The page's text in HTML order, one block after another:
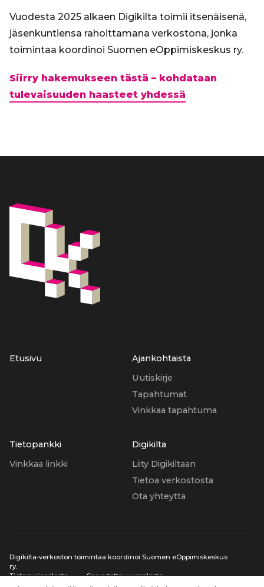
Vuodesta 2025 alkaen Digikilta toimii itsenäisenä,
jäsenkuntiensa rahoittamana verkostona, jonka
toimintaa koordinoi Suomen eOppimiskeskus ry.
Siirry hakemukseen tästä – kohdataan
tulevaisuuden haasteet yhdessä
Etusivu
Ajankohtaista
Uutiskirje
Tapahtumat
Vinkkaa tapahtuma
Tietopankki
Vinkkaa linkki
Digikilta
Liity Digikiltaan
Tietoa verkostosta
Ota yhteyttä
Digikilta-verkoston toimintaa koordinoi Suomen eOppimiskeskus
ry.
Tietosuojaseloste
Saavutettavuusseloste